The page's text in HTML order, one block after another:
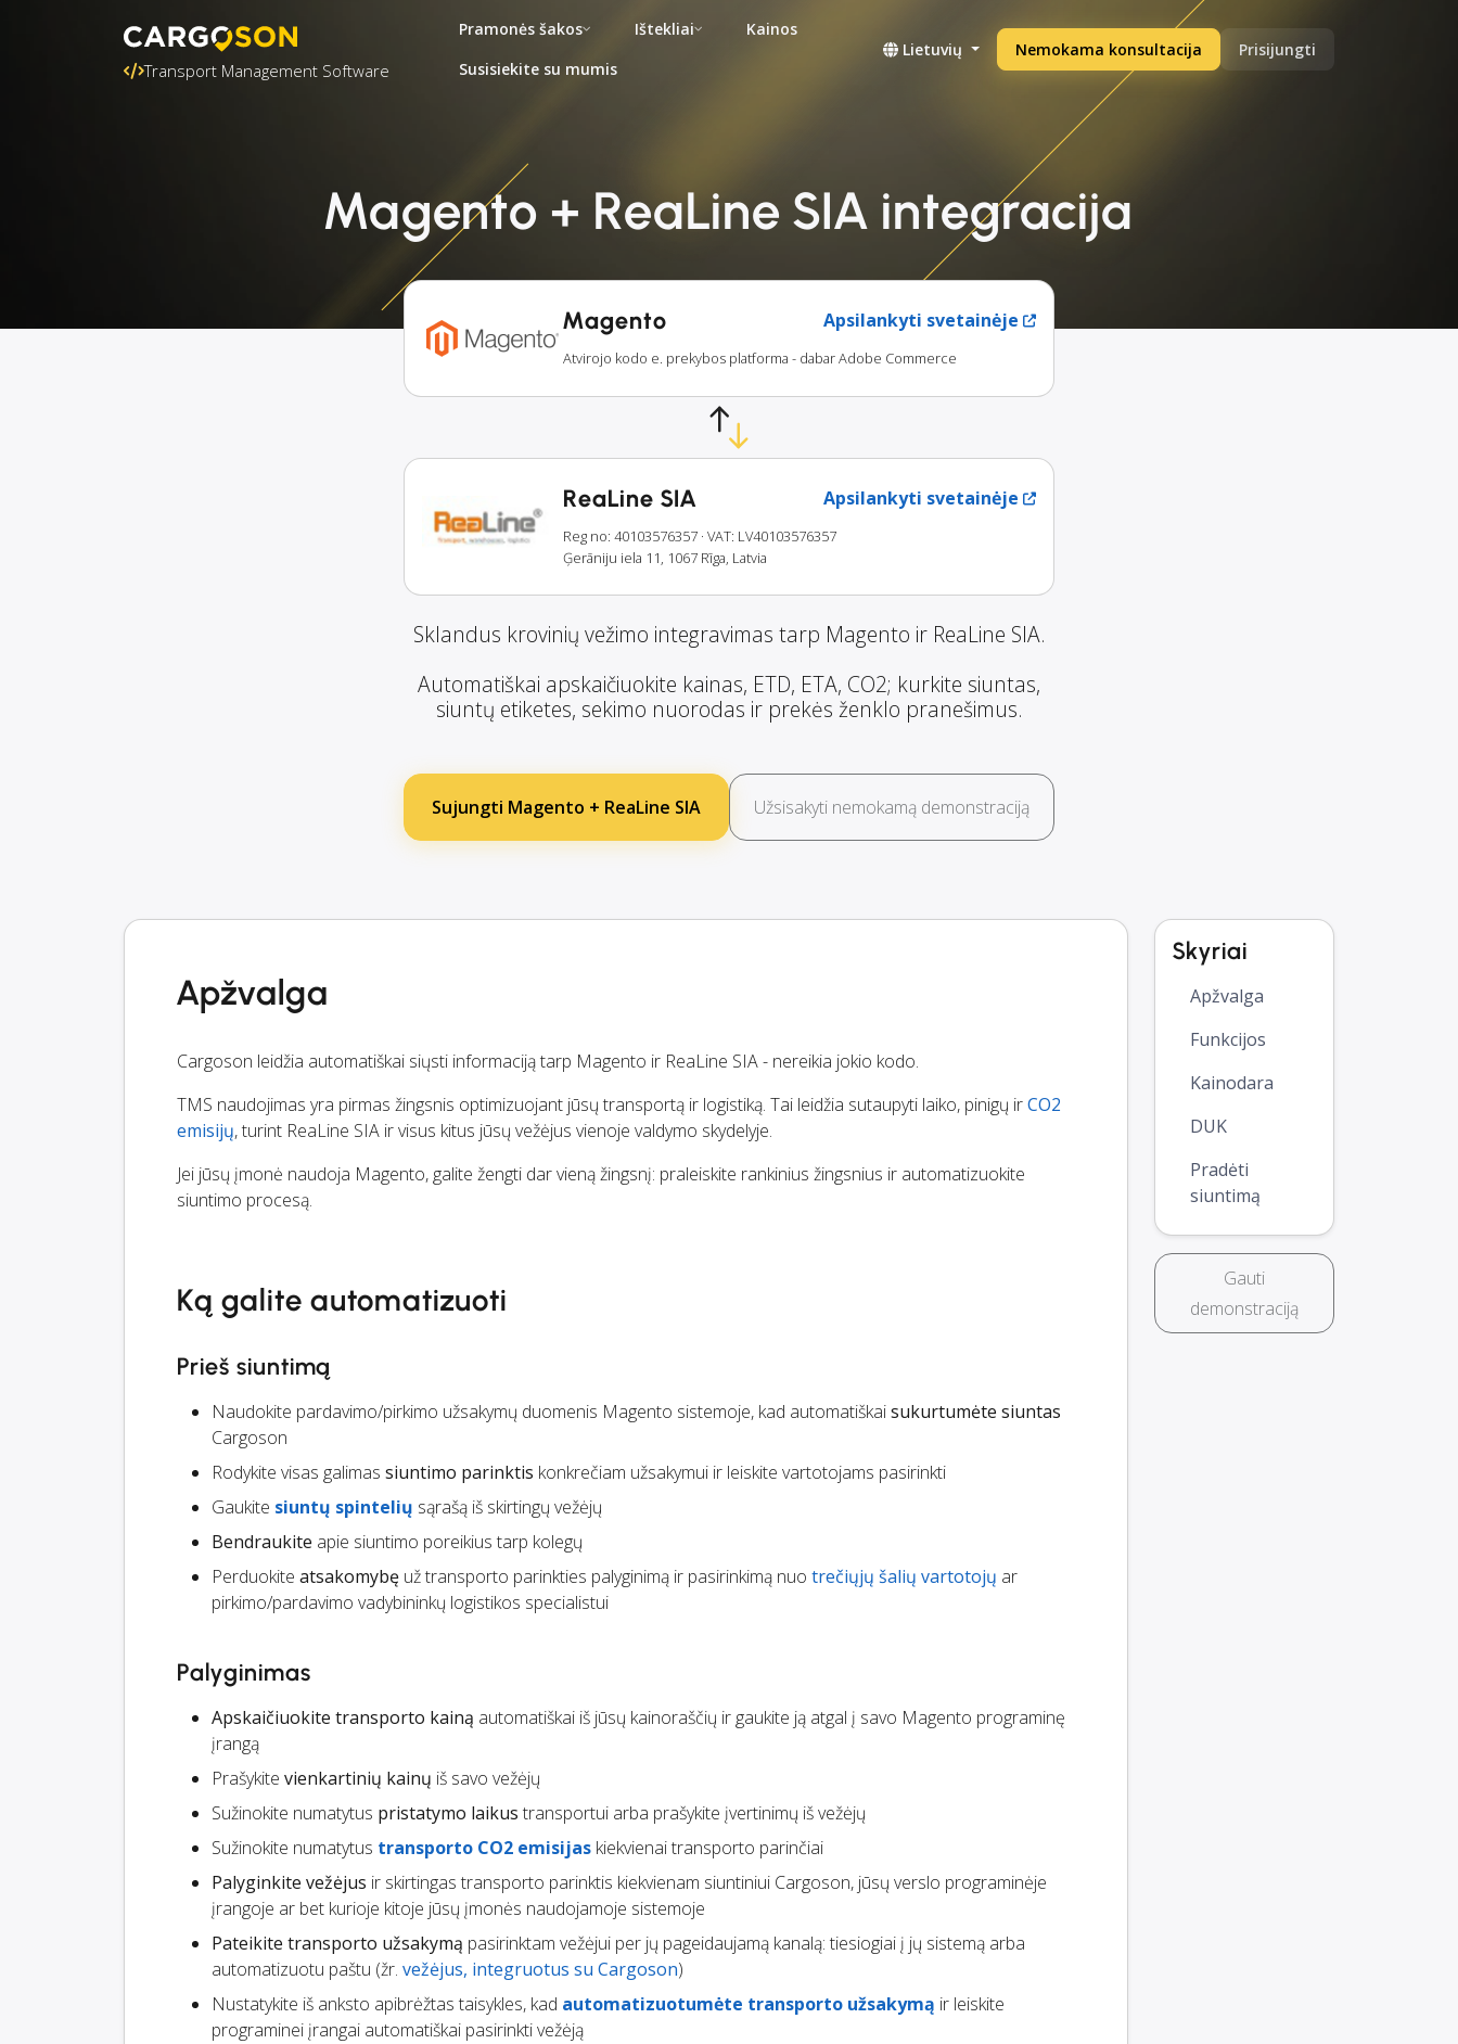
Transport Management Software
Pramonės šakos Ištekliai
Kainos
Susisiekite su mumis
Lietuvių Nemokama konsultacija Prisijungti
Magento + ReaLine SIA integracija
Magento Apsilankyti svetainėje
Atvirojo kodo e. prekybos platforma - dabar Adobe Commerce
ReaLine SIA Apsilankyti svetainėje
Reg no: 40103576357 · VAT: LV40103576357
Ģerāniju iela 11, 1067 Rīga, Latvia
Sklandus krovinių vežimo integravimas tarp Magento ir ReaLine SIA.
Automatiškai apskaičiuokite kainas, ETD, ETA, CO2; kurkite siuntas,
siuntų etiketes, sekimo nuorodas ir prekės ženklo pranešimus.
Sujungti Magento + ReaLine SIA Užsisakyti nemokamą demonstraciją
Apžvalga
Cargoson leidžia automatiškai siųsti informaciją tarp Magento ir ReaLine SIA - nereikia jokio kodo.
TMS naudojimas yra pirmas žingsnis optimizuojant jūsų transportą ir logistiką. Tai leidžia sutaupyti laiko, pinigų irCO2
emisijų, turint ReaLine SIA ir visus kitus jūsų vežėjus vienoje valdymo skydelyje.
Jei jūsų įmonė naudoja Magento, galite žengti dar vieną žingsnį: praleiskite rankinius žingsnius ir automatizuokite
siuntimo procesą.
Ką galite automatizuoti
Prieš siuntimą
Naudokite pardavimo/pirkimo užsakymų duomenis Magento sistemoje, kad automatiškaisukurtumėte siuntas
Cargoson
Rodykite visas galimas siuntimo parinktis konkrečiam užsakymui ir leiskite vartotojams pasirinkti
Gaukite siuntų spintelių sąrašą iš skirtingų vežėjų
Bendraukite apie siuntimo poreikius tarp kolegų
Perduokite atsakomybę už transporto parinkties palyginimą ir pasirinkimą nuo trečiųjų šalių vartotojų ar
pirkimo/pardavimo vadybininkų logistikos specialistui
Palyginimas
Apskaičiuokite transporto kainą automatiškai iš jūsų kainoraščių ir gaukite ją atgal į savo Magento programinę
įrangą
Prašykite vienkartinių kainų iš savo vežėjų
Sužinokite numatytus pristatymo laikus transportui arba prašykite įvertinimų iš vežėjų
Sužinokite numatytus transporto CO2 emisijas kiekvienai transporto parinčiai
Palyginkite vežėjus ir skirtingas transporto parinktis kiekvienam siuntiniui Cargoson, jūsų verslo programinėje
įrangoje ar bet kurioje kitoje jūsų įmonės naudojamoje sistemoje
Pateikite transporto užsakymą pasirinktam vežėjui per jų pageidaujamą kanalą: tiesiogiai į jų sistemą arba
automatizuotu paštu (žr. vežėjus, integruotus su Cargoson)
Nustatykite iš anksto apibrėžtas taisykles, kad automatizuotumėte transporto užsakymą ir leiskite
programinei įrangai automatiškai pasirinkti vežėją
Skyriai
Apžvalga
Funkcijos
Kainodara
DUK
Pradėti
siuntimą
Gauti
demonstraciją